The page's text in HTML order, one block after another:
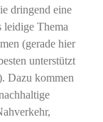
dringend eine
leidige Thema
(gerade hier
unterstützt
Dazu kommen